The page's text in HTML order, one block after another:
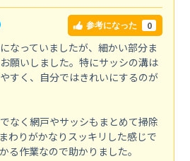
参考になった 0
なっていましたが、細かい部分ま
願いしました。特にサッシの溝は
すく、自分ではきれいにするのが
なく網戸やサッシもまとめて掃除
わりがかなりスッキリした感じで
る作業なので助かりました。